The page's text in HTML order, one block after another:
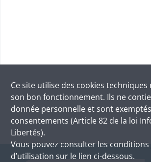
Ce site utilise des cookies techniques
son bon fonctionnement. Ils ne
donnée personnelle et sont
consentements (Article 82 de la loi
Libertés).
Vous pouvez consulter les conditions
d’utilisation sur le lien ci-dessous.